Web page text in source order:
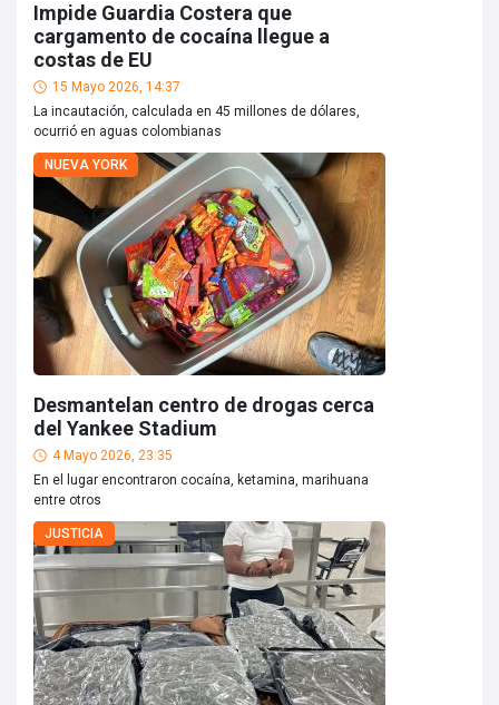
Impide Guardia Costera que
cargamento de cocaína llegue a
costas de EU
15 Mayo 2026, 14:37
La incautación, calculada en 45 millones de dólares,
ocurrió en aguas colombianas
NUEVA YORK
Desmantelan centro de drogas cerca
del Yankee Stadium
4 Mayo 2026, 23:35
En el lugar encontraron cocaína, ketamina, marihuana
entre otros
JUSTICIA